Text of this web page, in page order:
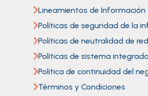
Lineamientos de Información
Políticas de seguridad de la
Políticas de neutralidad de red
Políticas de sistema integrado
Política de continuidad del
Términos y Condiciones